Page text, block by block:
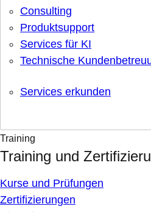
Consulting
Produktsupport
Services für KI
Technische
Services erkunden
Training
Training und
Kurse und Prüfungen
Zertifizierungen